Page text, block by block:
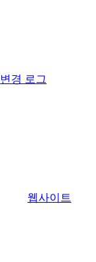
변경 로그
웹사이트